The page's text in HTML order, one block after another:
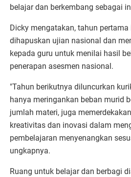
belajar dan berkembang sebagai
Dicky mengatakan, tahun pertama
dihapuskan ujian nasional dan
kepada guru untuk menilai hasil
penerapan asesmen nasional.
"Tahun berikutnya diluncurkan
hanya meringankan beban murid
jumlah materi, juga
kreativitas dan inovasi dalam
pembelajaran menyenangkan
ungkapnya.
Ruang untuk belajar dan berbagi